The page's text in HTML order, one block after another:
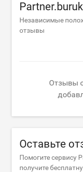
Независимые
отзывы
Отзывы
Оставьте
Помогите сервису
получите